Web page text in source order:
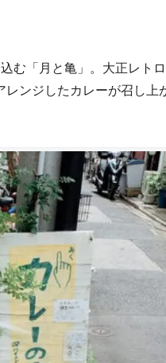
む「月と亀」。大正レト
レンジしたカレーが召し